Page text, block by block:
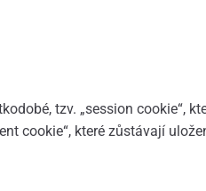
tzv. „session cookie“,
cookie“, které zůstávají